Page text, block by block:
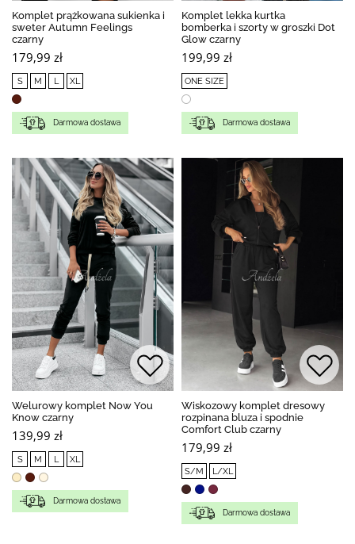
Komplet prążkowana sukienka i
sweter Autumn Feelings
czarny
179,99 zł
S M L XL
Darmowa dostawa
Komplet lekka kurtka
bomberka i szorty w groszki Dot
Glow czarny
199,99 zł
ONE SIZE
Darmowa dostawa
Welurowy komplet Now You
Know czarny
139,99 zł
S M L XL
Darmowa dostawa
Wiskozowy komplet dresowy
rozpinana bluza i spodnie
Comfort Club czarny
179,99 zł
S/M L/XL
Darmowa dostawa